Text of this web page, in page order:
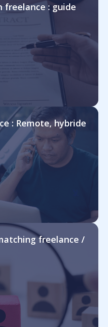
freelance : guide
: Remote, hybride
freelance /